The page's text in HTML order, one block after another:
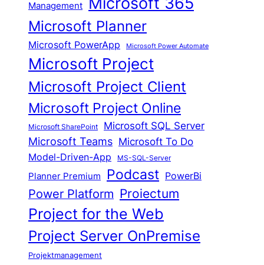
Management
Microsoft Planner
Microsoft PowerApp Microsoft Power Automate
Microsoft Project
Microsoft Project Client
Microsoft Project Online
Microsoft SharePoint Microsoft SQL Server
Microsoft Teams Microsoft To Do
Model-Driven-App MS-SQL-Server
Planner Premium Podcast PowerBi
Power Platform Proiectum
Project for the Web
Project Server OnPremise
Projektmanagement